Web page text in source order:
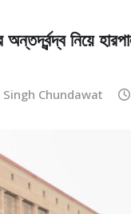
অন্তর্দ্বন্দ্ব নিয়ে
Chundawat